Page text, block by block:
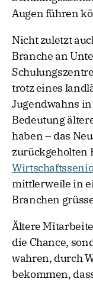
Augen führen
Nicht zuletzt
Branche an
trotz eines
Jugendwahns
Bedeutung
haben – das
zurückgeholten
mittlerweile in
Branchen
Ältere
die Chance,
wahren, durch
bekommen,